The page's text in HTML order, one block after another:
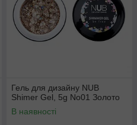
Гель для дизайну NUB
Shimer Gel, 5g No01 Золото
В наявності